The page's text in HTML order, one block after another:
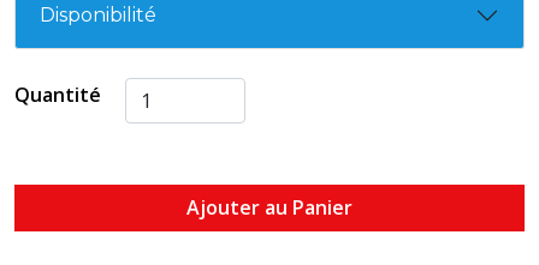
Disponibilité
Quantité
Ajouter au Panier